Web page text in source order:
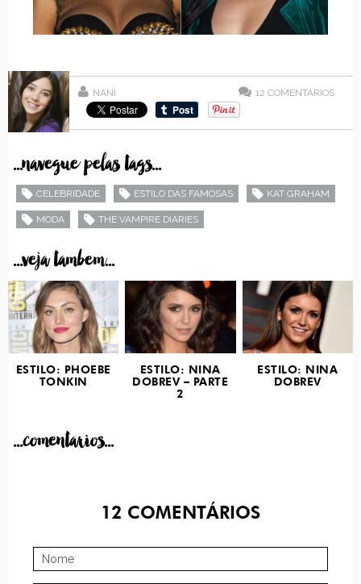
NANI 12 COMENTÁRIOS
...navegue pelas tags...
CELEBRIDADE ESTILO DAS FAMOSAS KAT GRAHAM
MODA THE VAMPIRE DIARIES
...veja tambem...
ESTILO: PHOEBE
TONKIN
ESTILO: NINA
DOBREV – PARTE
2
ESTILO: NINA
DOBREV
...comentarios...
12 COMENTÁRIOS